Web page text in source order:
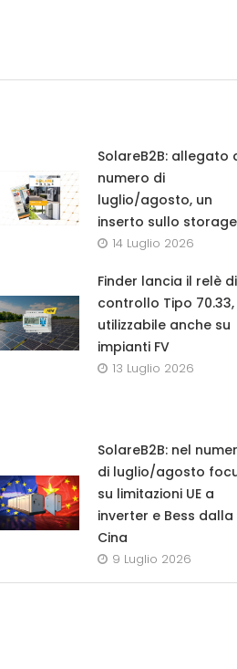
SolareB2B: allegato
numero di
luglio/agosto, un
inserto sullo storage
14 Luglio 2026
Finder lancia il relè di
controllo Tipo 70.33,
utilizzabile anche su
impianti FV
13 Luglio 2026
SolareB2B: nel
di luglio/agosto
su limitazioni UE a
inverter e Bess dalla
Cina
9 Luglio 2026